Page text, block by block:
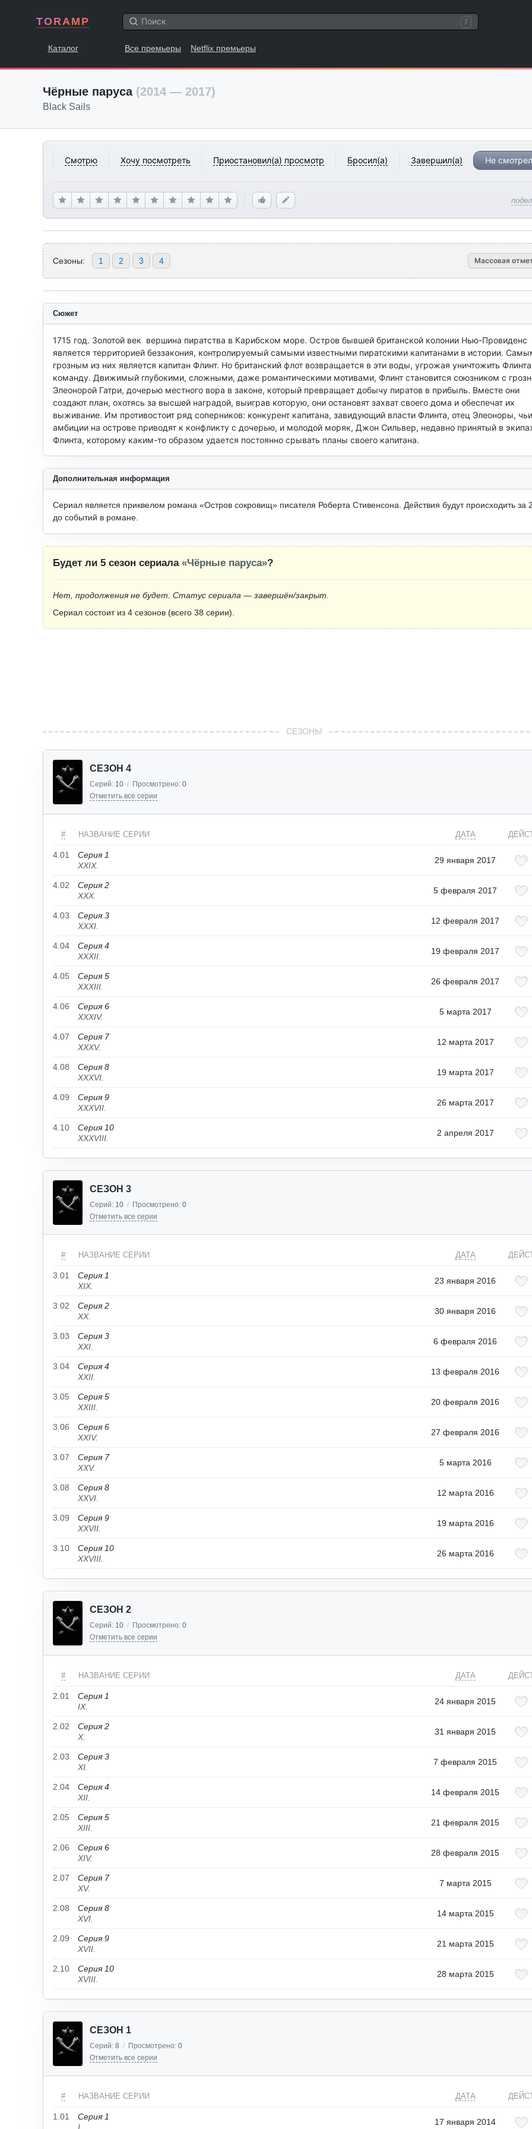
TORAMP /
Каталог Все премьеры Netflix премьеры
Чёрные паруса (2014 — 2017)
Black Sails
Смотрю Хочу посмотреть Приостановил(а) просмотр Бросил(а) Завершил(а) Не
Сезоны: 1 2 3 4 Массовая
Сюжет
1715 год. Золотой век  вершина пиратства в Карибском море. Остров бывшей британской колонии Нью-Провиденс
является территорией беззакония, контролируемый самыми известными пиратскими капитанами в истории.
грозным из них является капитан Флинт. Но британский флот возвращается в эти воды, угрожая уничтожить
команду. Движимый глубокими, сложными, даже романтическими мотивами, Флинт становится союзником с
Элеонорой Гатри, дочерью местного вора в законе, который превращает добычу пиратов в прибыль. Вместе они
создают план, охотясь за высшей наградой, выиграв которую, они остановят захват своего дома и обеспечат их
выживание. Им противостоит ряд соперников: конкурент капитана, завидующий власти Флинта, отец Элеоноры, чьи
амбиции на острове приводят к конфликту с дочерью, и молодой моряк, Джон Сильвер, недавно принятый в
Флинта, которому каким-то образом удается постоянно срывать планы своего капитана.
Дополнительная информация
Сериал является приквелом романа «Остров сокровищ» писателя Роберта Стивенсона. Действия будут происходить за
до событий в романе.
Будет ли 5 сезон сериала «Чёрные паруса»?
Нет, продолжения не будет. Статус сериала — завершён/закрыт.
Сериал состоит из 4 сезонов (всего 38 серии).
СЕЗОНЫ
СЕЗОН 4
Серий: 10 / Просмотрено: 0
Отметить все серии
# НАЗВАНИЕ СЕРИИ ДАТА
4.01
Серия 1
XXIX.
29 января 2017
4.02
Серия 2
XXX.
5 февраля 2017
4.03
Серия 3
XXXI.
12 февраля 2017
4.04
Серия 4
XXXII.
19 февраля 2017
4.05
Серия 5
XXXIII.
26 февраля 2017
4.06
Серия 6
XXXIV.
5 марта 2017
4.07
Серия 7
XXXV.
12 марта 2017
4.08
Серия 8
XXXVI.
19 марта 2017
4.09
Серия 9
XXXVII.
26 марта 2017
4.10
Серия 10
XXXVIII.
2 апреля 2017
СЕЗОН 3
Серий: 10 / Просмотрено: 0
Отметить все серии
# НАЗВАНИЕ СЕРИИ ДАТА
3.01
Серия 1
XIX.
23 января 2016
3.02
Серия 2
XX.
30 января 2016
3.03
Серия 3
XXI.
6 февраля 2016
3.04
Серия 4
XXII.
13 февраля 2016
3.05
Серия 5
XXIII.
20 февраля 2016
3.06
Серия 6
XXIV.
27 февраля 2016
3.07
Серия 7
XXV.
5 марта 2016
3.08
Серия 8
XXVI.
12 марта 2016
3.09
Серия 9
XXVII.
19 марта 2016
3.10
Серия 10
XXVIII.
26 марта 2016
СЕЗОН 2
Серий: 10 / Просмотрено: 0
Отметить все серии
# НАЗВАНИЕ СЕРИИ ДАТА
2.01
Серия 1
IX.
24 января 2015
2.02
Серия 2
X.
31 января 2015
2.03
Серия 3
XI.
7 февраля 2015
2.04
Серия 4
XII.
14 февраля 2015
2.05
Серия 5
XIII.
21 февраля 2015
2.06
Серия 6
XIV.
28 февраля 2015
2.07
Серия 7
XV.
7 марта 2015
2.08
Серия 8
XVI.
14 марта 2015
2.09
Серия 9
XVII.
21 марта 2015
2.10
Серия 10
XVIII.
28 марта 2015
СЕЗОН 1
Серий: 8 / Просмотрено: 0
Отметить все серии
# НАЗВАНИЕ СЕРИИ ДАТА
1.01
Серия 1
17 января 2014